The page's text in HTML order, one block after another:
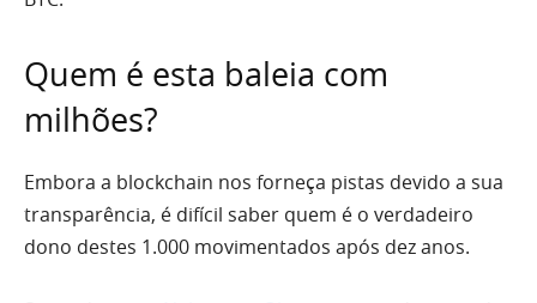
Quem é esta baleia com
milhões?
Embora a blockchain nos forneça pistas devido a sua
transparência, é difícil saber quem é o verdadeiro
dono destes 1.000 movimentados após dez anos.